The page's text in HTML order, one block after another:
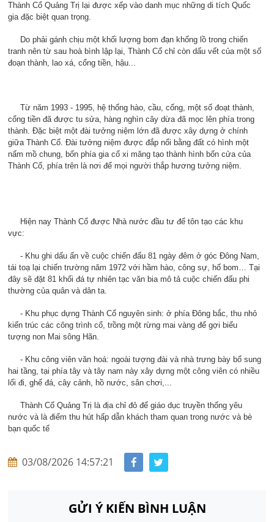
Thành Cổ Quảng Trị lại được xếp vào danh mục những di tích Quốc
gia đặc biệt quan trọng.
Do phải gánh chịu một khối lượng bom đạn khổng lồ trong chiến
tranh nên từ sau hoà bình lập lại, Thành Cổ chỉ còn dấu vết của một số
đoạn thành, lao xá, cổng tiền, hậu...
Từ năm 1993 - 1995, hệ thống hào, cầu, cống, một số đoạt thành,
cổng tiền đã được tu sửa, hàng nghìn cây dừa đã mọc lên phía trong
thành. Đặc biệt một đài tưởng niệm lớn đã được xây dựng ở chính
giữa Thành Cổ. Đài tưởng niệm được đắp nổi bằng đất có hình một
nấm mồ chung, bốn phía gia cố xi măng tạo thành hình bốn cửa của
Thành Cổ, phía trên là nơi để mọi người thắp hương tưởng niệm.
Hiện nay Thành Cổ được Nhà nước đầu tư để tôn tạo các khu
vực:
- Khu ghi dấu ấn về cuộc chiến đấu 81 ngày đêm ở góc Đông Nam,
tái toạ lại chiến trường năm 1972 với hầm hào, công sự, hố bom… Tại
đây sẽ đặt 81 khối đá tự nhiên tạc văn bia mô tả cuộc chiến đấu phi
thường của quân và dân ta.
- Khu phục dựng Thành Cổ nguyên sinh: ở phía Đông bắc, thu nhỏ
kiến trúc các công trình cổ, trồng một rừng mai vàng để gợi biểu
tượng non Mai sông Hãn.
- Khu công viên văn hoá: ngoài tượng đài và nhà trưng bày bổ sung
hai tầng, tại phía tây và tây nam này xây dựng một công viên có nhiều
lối đi, ghế đá, cây cảnh, hồ nước, sân chơi,...
Thành Cổ Quảng Trị là địa chỉ đỏ để giáo dục truyền thống yêu
nước và là điểm thu hút hấp dẫn khách tham quan trong nước và bè
bạn quốc tế
03/08/2026 14:57:21
GỬI Ý KIẾN BÌNH LUẬN